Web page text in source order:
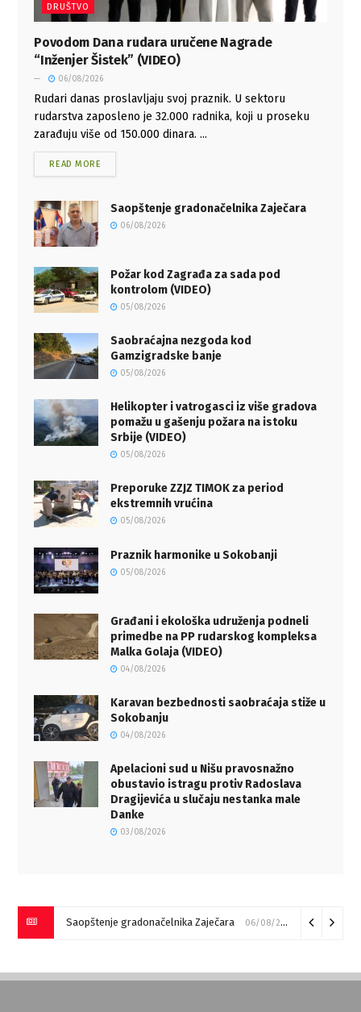
DRUŠTVO
Povodom Dana rudara uručene Nagrade
“Inženjer Šistek” (VIDEO)
06/08/2026
Rudari danas proslavljaju svoj praznik. U sektoru
rudarstva zaposleno je 32.000 radnika, koji u proseku
zarađuju više od 150.000 dinara. ...
READ MORE
Saopštenje gradonačelnika Zaječara
06/08/2026
Požar kod Zagrađa za sada pod
kontrolom (VIDEO)
05/08/2026
Saobraćajna nezgoda kod
Gamzigradske banje
05/08/2026
Helikopter i vatrogasci iz više gradova
pomažu u gašenju požara na istoku
Srbije (VIDEO)
05/08/2026
Preporuke ZZJZ TIMOK za period
ekstremnih vrućina
05/08/2026
Praznik harmonike u Sokobanji
05/08/2026
Građani i ekološka udruženja podneli
primedbe na PP rudarskog kompleksa
Malka Golaja (VIDEO)
04/08/2026
Karavan bezbednosti saobraćaja stiže u
Sokobanju
04/08/2026
Apelacioni sud u Nišu pravosnažno
obustavio istragu protiv Radoslava
Dragijevića u slučaju nestanka male
Danke
03/08/2026
Saopštenje gradonačelnika Zaječara 06/08/2026